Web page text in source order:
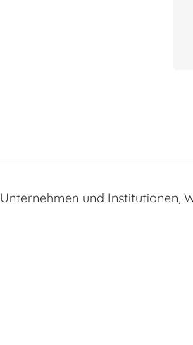
und Institutionen,